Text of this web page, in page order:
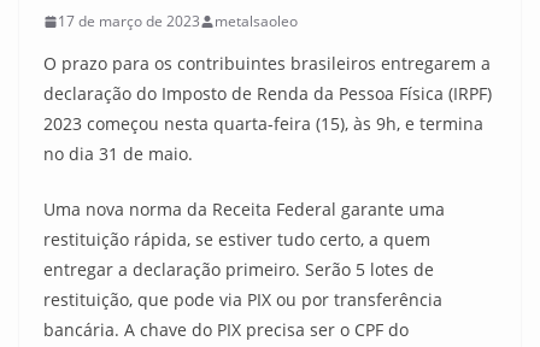
17 de março de 2023 metalsaoleo
O prazo para os contribuintes brasileiros entregarem a
declaração do Imposto de Renda da Pessoa Física (IRPF)
2023 começou nesta quarta-feira (15), às 9h, e termina
no dia 31 de maio.
Uma nova norma da Receita Federal garante uma
restituição rápida, se estiver tudo certo, a quem
entregar a declaração primeiro. Serão 5 lotes de
restituição, que pode via PIX ou por transferência
bancária. A chave do PIX precisa ser o CPF do